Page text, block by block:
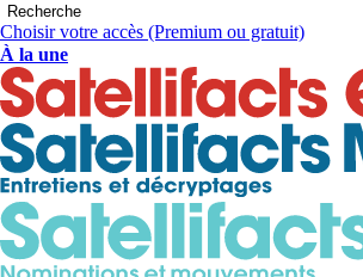
Recherche
Choisir votre accès (Premium ou gratuit)
À la une